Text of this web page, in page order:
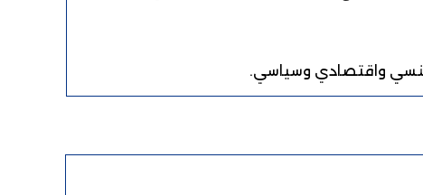
واقتصادي وسياسي.